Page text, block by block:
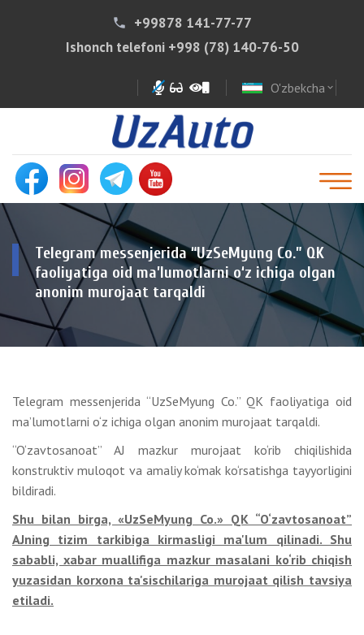
phone
+99878 141-77-77
Ishonch telefoni +998 (78) 140-76-50
O'zbekcha expand_more
Telegram messenjerida “UzSeMyung Co.” QK
faoliyatiga oid ma’lumotlarni o‘z ichiga olgan
anonim murojaat tarqaldi
Telegram messenjerida “UzSeMyung Co.” QK faoliyatiga oid
ma’lumotlarni o‘z ichiga olgan anonim murojaat tarqaldi.
“O‘zavtosanoat” AJ mazkur murojaat ko‘rib chiqilishida
konstruktiv muloqot va amaliy ko‘mak ko‘rsatishga tayyorligini
bildiradi.
Shu bilan birga, «UzSeMyung Co.» QK “O‘zavtosanoat”
AJning tizim tarkibiga kirmasligi ma'lum qilinadi. Shu
sababli, xabar muallifiga mazkur masalani ko‘rib chiqish
yuzasidan korxona ta'sischilariga murojaat qilish tavsiya
etiladi.